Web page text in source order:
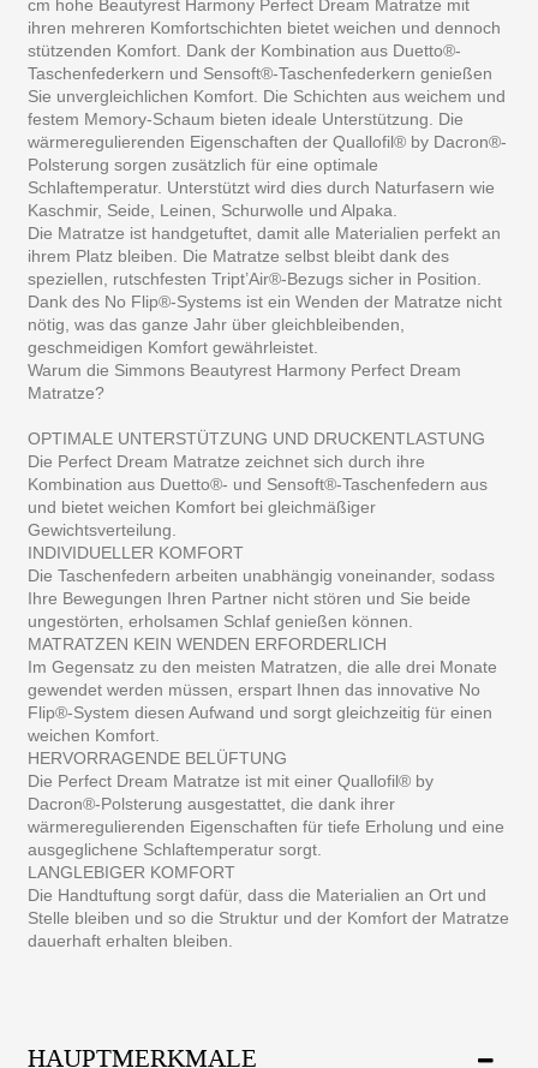
cm hohe Beautyrest Harmony Perfect Dream Matratze mit
ihren mehreren Komfortschichten bietet weichen und dennoch
stützenden Komfort. Dank der Kombination aus Duetto®-
Taschenfederkern und Sensoft®-Taschenfederkern genießen
Sie unvergleichlichen Komfort. Die Schichten aus weichem und
festem Memory-Schaum bieten ideale Unterstützung. Die
wärmeregulierenden Eigenschaften der Quallofil® by Dacron®-
Polsterung sorgen zusätzlich für eine optimale
Schlaftemperatur. Unterstützt wird dies durch Naturfasern wie
Kaschmir, Seide, Leinen, Schurwolle und Alpaka.
Die Matratze ist handgetuftet, damit alle Materialien perfekt an
ihrem Platz bleiben. Die Matratze selbst bleibt dank des
speziellen, rutschfesten Tript’Air®-Bezugs sicher in Position.
Dank des No Flip®-Systems ist ein Wenden der Matratze nicht
nötig, was das ganze Jahr über gleichbleibenden,
geschmeidigen Komfort gewährleistet.
Warum die Simmons Beautyrest Harmony Perfect Dream
Matratze?
OPTIMALE UNTERSTÜTZUNG UND DRUCKENTLASTUNG
Die Perfect Dream Matratze zeichnet sich durch ihre
Kombination aus Duetto®- und Sensoft®-Taschenfedern aus
und bietet weichen Komfort bei gleichmäßiger
Gewichtsverteilung.
INDIVIDUELLER KOMFORT
Die Taschenfedern arbeiten unabhängig voneinander, sodass
Ihre Bewegungen Ihren Partner nicht stören und Sie beide
ungestörten, erholsamen Schlaf genießen können.
MATRATZEN KEIN WENDEN ERFORDERLICH
Im Gegensatz zu den meisten Matratzen, die alle drei Monate
gewendet werden müssen, erspart Ihnen das innovative No
Flip®-System diesen Aufwand und sorgt gleichzeitig für einen
weichen Komfort.
HERVORRAGENDE BELÜFTUNG
Die Perfect Dream Matratze ist mit einer Quallofil® by
Dacron®-Polsterung ausgestattet, die dank ihrer
wärmeregulierenden Eigenschaften für tiefe Erholung und eine
ausgeglichene Schlaftemperatur sorgt.
LANGLEBIGER KOMFORT
Die Handtuftung sorgt dafür, dass die Materialien an Ort und
Stelle bleiben und so die Struktur und der Komfort der Matratze
dauerhaft erhalten bleiben.
HAUPTMERKMALE